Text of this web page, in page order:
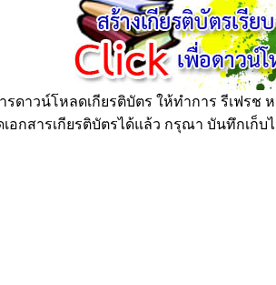
ดาวน์โหลดเกียรติบัตร ให้ทำการ รีเฟรช
อกสารเกียรติบัตรได้แล้ว กรุณา บันทึกเก็บ